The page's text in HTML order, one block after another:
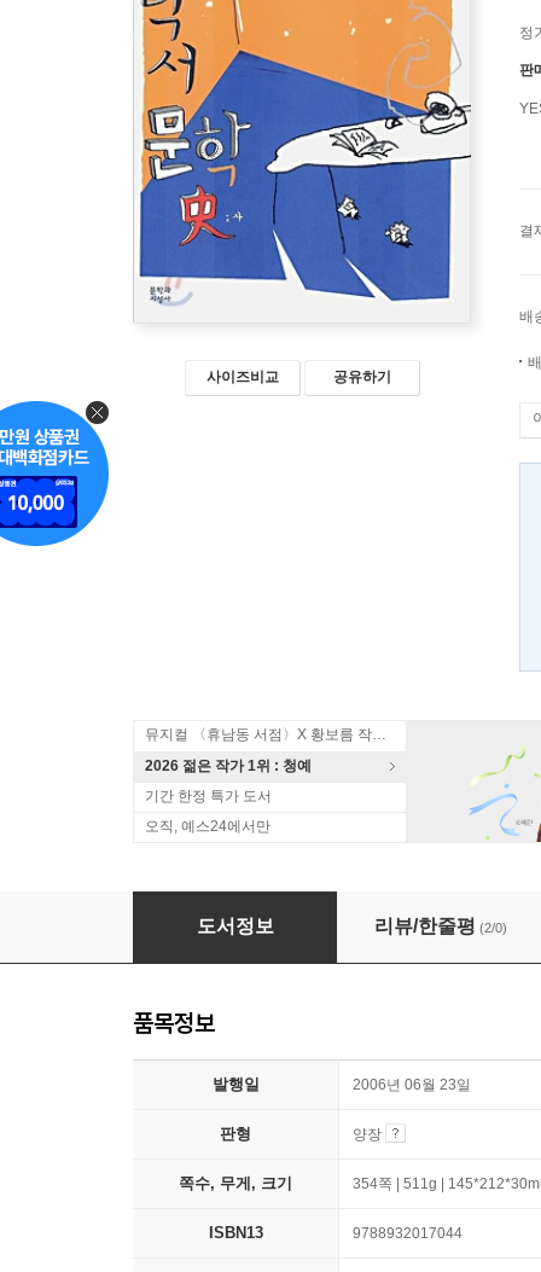
사이즈비교 공유하기
정
판
결
배
뮤지컬 〈휴남동 서점〉X 황보름 작가 북토크
2026 젊은 작가 1위 : 청예
기간 한정 특가 도서
오직, 예스24에서만
낙서문학사
도서정보 리뷰/한줄평 (2/0)
품목정보
발행일 2006년 06월 23일
판형 양장
쪽수, 무게, 크기 354쪽 | 511g |
ISBN13 9788932017044